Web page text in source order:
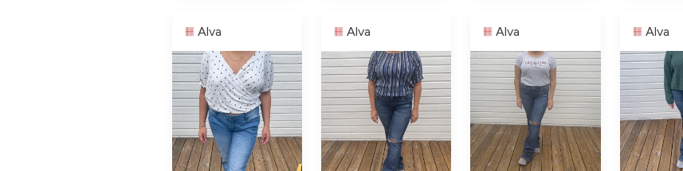
Alva Alva Alva Alva